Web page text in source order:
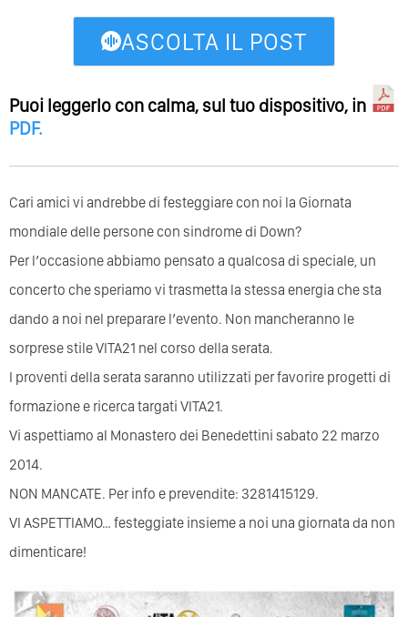
ASCOLTA IL POST
Puoi leggerlo con calma, sul tuo dispositivo, in
PDF.
Cari amici vi andrebbe di festeggiare con noi la Giornata
mondiale delle persone con sindrome di Down?
Per l’occasione abbiamo pensato a qualcosa di speciale, un
concerto che speriamo vi trasmetta la stessa energia che sta
dando a noi nel preparare l’evento. Non mancheranno le
sorprese stile VITA21 nel corso della serata.
I proventi della serata saranno utilizzati per favorire progetti di
formazione e ricerca targati VITA21.
Vi aspettiamo al Monastero dei Benedettini sabato 22 marzo
2014.
NON MANCATE. Per info e prevendite: 3281415129.
VI ASPETTIAMO… festeggiate insieme a noi una giornata da non
dimenticare!